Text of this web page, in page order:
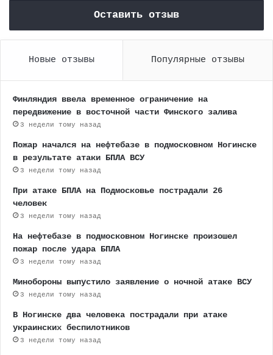
Оставить отзыв
Новые отзывы Популярные отзывы
Финляндия ввела временное ограничение на
передвижение в восточной части Финского залива
3 недели тому назад
Пожар начался на нефтебазе в подмосковном Ногинске
в результате атаки БПЛА ВСУ
3 недели тому назад
При атаке БПЛА на Подмосковье пострадали 26
человек
3 недели тому назад
На нефтебазе в подмосковном Ногинске произошел
пожар после удара БПЛА
3 недели тому назад
Минобороны выпустило заявление о ночной атаке ВСУ
3 недели тому назад
В Ногинске два человека пострадали при атаке
украинских беспилотников
3 недели тому назад